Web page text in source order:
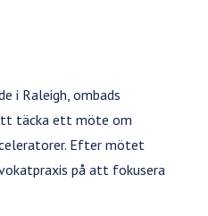
i Raleigh, ombads
täcka ett möte om
Efter mötet
på att fokusera